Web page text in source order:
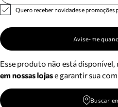
Quero receber novidades e promoções
Avise-me
Esse produto não está disponível,
em nossas lojase garantir sua
Buscar